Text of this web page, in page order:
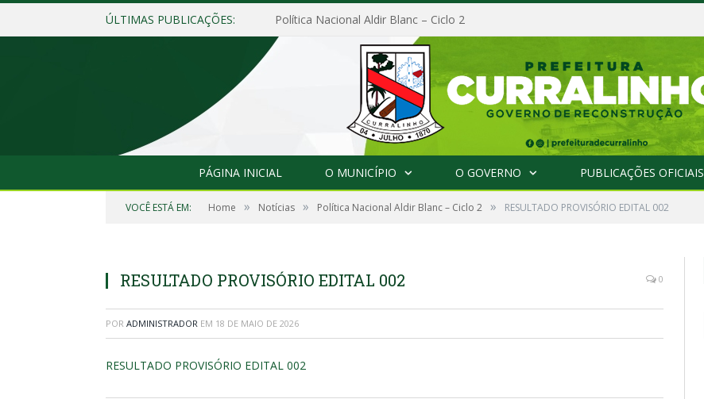
ÚLTIMAS PUBLICAÇÕES: Política Nacional Aldir Blanc – Ciclo 2
PÁGINA INICIAL O MUNICÍPIO O GOVERNO PUBLICAÇÕES OFICIAIS
VOCÊ ESTÁ EM: Home » Notícias » Política Nacional Aldir Blanc – Ciclo 2 » RESULTADO PROVISÓRIO EDITAL 002
RESULTADO PROVISÓRIO EDITAL 002 0
POR ADMINISTRADOR EM 18 DE MAIO DE 2026
RESULTADO PROVISÓRIO EDITAL 002